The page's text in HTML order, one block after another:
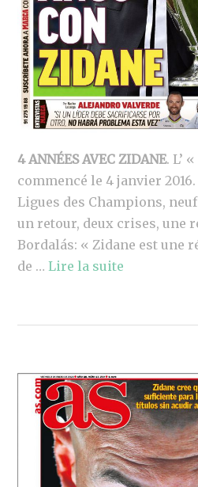
4 ANNÉES AVEC ZIDANE. L’
commencé le 4 janvier
Ligues des Champions,
un retour, deux crises, une
Bordalás: « Zidane est une
de …Lire la suite